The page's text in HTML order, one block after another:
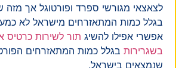
לצאצאי מגורשי ספרד ופורטוגל אך מזה
בגלל כמות המתאזרחים מישראל לא
אפשרי אפילו להשיג תור לשירות כרטיס
בשגרירות בגלל כמות המתאזרחים
שנמצאים בישראל.